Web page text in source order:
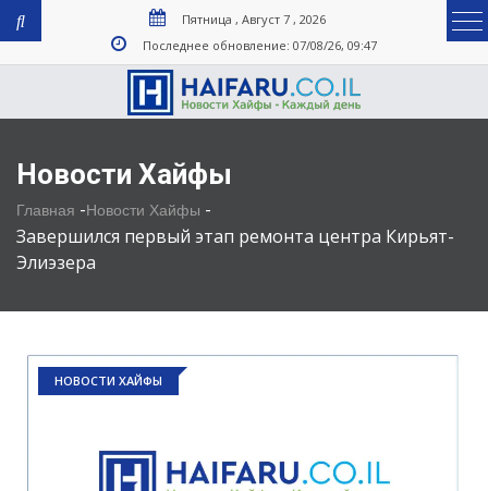
Пятница , Август 7 , 2026
Последнее обновление: 07/08/26, 09:47
Новости Хайфы
Главная -Новости Хайфы -
Завершился первый этап ремонта центра Кирьят-
Элиэзера
НОВОСТИ ХАЙФЫ